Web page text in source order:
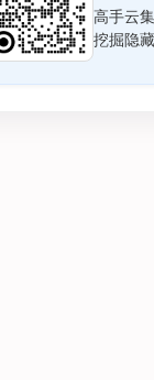
高手云
挖掘隐